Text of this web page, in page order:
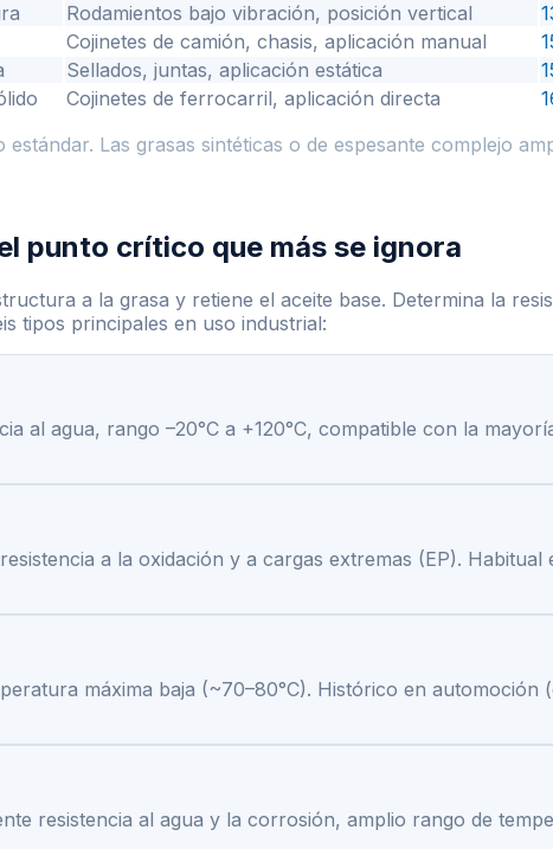
Rodamientos bajo vibración, posición vertical
Cojinetes de camión, chasis, aplicación manual
Sellados, juntas, aplicación estática
Cojinetes de ferrocarril, aplicación directa
Las grasas sintéticas o de espesante complejo
punto crítico que más se ignora
a la grasa y retiene el aceite base. Determina la
tipos principales en uso industrial:
al agua, rango –20°C a +120°C, compatible con la
a la oxidación y a cargas extremas (EP).
máxima baja (~70–80°C). Histórico en
resistencia al agua y la corrosión, amplio rango de